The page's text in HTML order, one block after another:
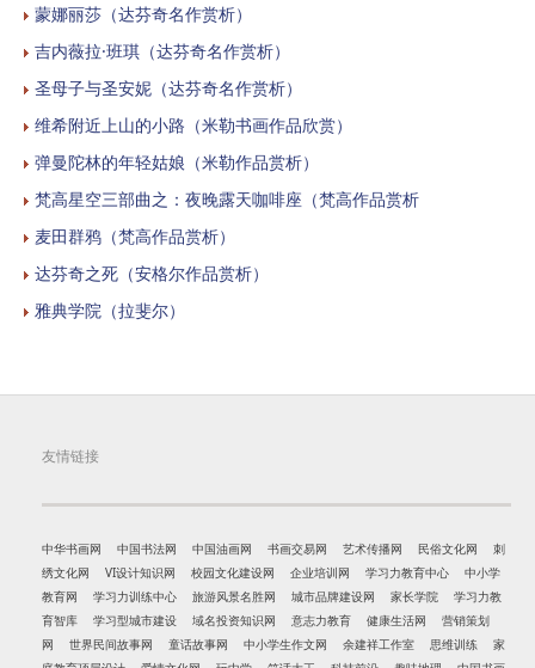
蒙娜丽莎（达芬奇名作赏析）
吉内薇拉·班琪（达芬奇名作赏析）
圣母子与圣安妮（达芬奇名作赏析）
维希附近上山的小路（米勒书画作品欣赏）
弹曼陀林的年轻姑娘（米勒作品赏析）
梵高星空三部曲之：夜晚露天咖啡座（梵高作品赏析
麦田群鸦（梵高作品赏析）
达芬奇之死（安格尔作品赏析）
雅典学院（拉斐尔）
友情链接
中华书画网 中国书法网 中国油画网 书画交易网 艺术传播网 民俗文化网
刺
绣文化网
VI设计知识网 校园文化建设网 企业培训网 学习力教育中心
中小学
教育网
学习力训练中心 旅游风景名胜网 城市品牌建设网 家长学院
学习力教
育智库
学习型城市建设 域名投资知识网 意志力教育 健康生活网
营销策划
网
世界民间故事网 童话故事网 中小学生作文网 余建祥工作室 思维训练
家